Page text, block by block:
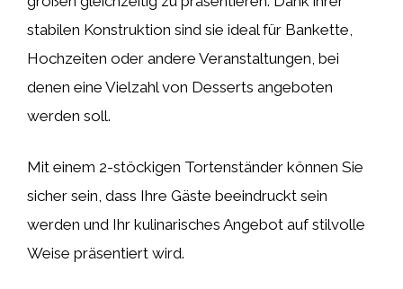
stabilen Konstruktion sind sie ideal für Bankette,
Hochzeiten oder andere Veranstaltungen, bei
denen eine Vielzahl von Desserts angeboten
werden soll.
Mit einem 2-stöckigen Tortenständer können Sie
sicher sein, dass Ihre Gäste beeindruckt sein
werden und Ihr kulinarisches Angebot auf stilvolle
Weise präsentiert wird.